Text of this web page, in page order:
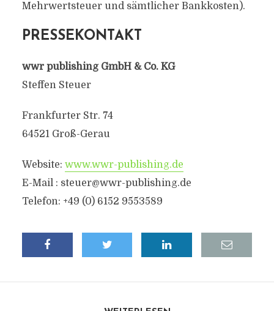
Mehrwertsteuer und sämtlicher Bankkosten).
PRESSEKONTAKT
wwr publishing GmbH & Co. KG
Steffen Steuer
Frankfurter Str. 74
64521 Groß-Gerau
Website: www.wwr-publishing.de
E-Mail : steuer@wwr-publishing.de
Telefon: +49 (0) 6152 9553589